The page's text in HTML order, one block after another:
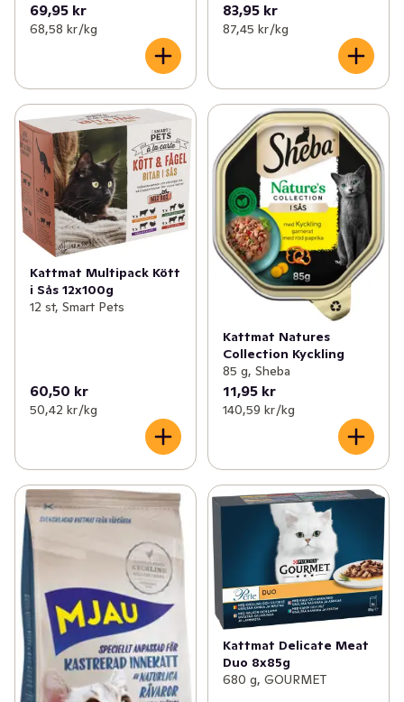
69,95 kr
68,58 kr /kg
83,95 kr
87,45 kr /kg
Kattmat Multipack Kött
i Sås 12x100g
12 st, Smart Pets
60,50 kr
50,42 kr /kg
Kattmat Natures
Collection Kyckling
85 g, Sheba
11,95 kr
140,59 kr /kg
Kattmat Delicate Meat
Duo 8x85g
680 g, GOURMET